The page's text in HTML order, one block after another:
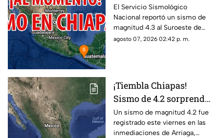
MAPASTEPEC, Chiapas,
hoy 7 de agosto del
2026
El Servicio Sismológico
Nacional reportó un sismo de
magnitud 4.3 al Suroeste de
MAPASTEPEC, Chiapas. Aquí
agosto 07, 2026 02:42 p. m.
¡Tiembla Chiapas!
Sismo de 4.2 sorprende
a Arriaga este viernes 7
de agosto
Un sismo de magnitud 4.2 fue
registrado este viernes en las
inmediaciones de Arriaga,